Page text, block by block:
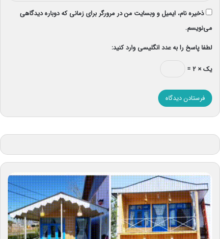
ذخیره نام، ایمیل و وبسایت من در مرورگر برای زمانی که دوباره دیدگاهی
می‌نویسم.
لطفا پاسخ را به عدد انگلیسی وارد کنید:
یک × ۲ =